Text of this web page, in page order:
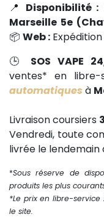
📍 Disponibilité :
Marseille 5e
📦 Web :
🕒 SOS VAPE
ventes* en libre-
automatiques à
Livraison coursiers
Vendredi, toute
livrée le lendemain
*Sous réserve de
produits les plus
*Le prix en libre-
le site.